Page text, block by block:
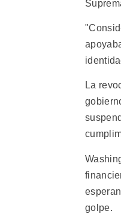
La
golpe.